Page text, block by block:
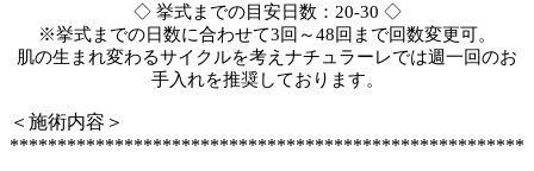
◇ 挙式までの目安日数：20-30 ◇
※挙式までの日数に合わせて3回～48回まで回数変更可。
肌の生まれ変わるサイクルを考えナチュラーレでは週一回のお
手入れを推奨しております。
＜施術内容＞
******************************************************